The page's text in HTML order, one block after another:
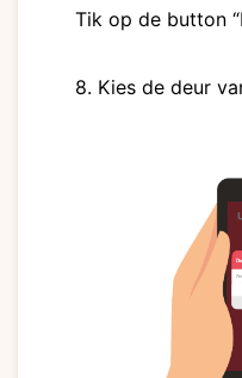
Tik op de button
8. Kies de deur